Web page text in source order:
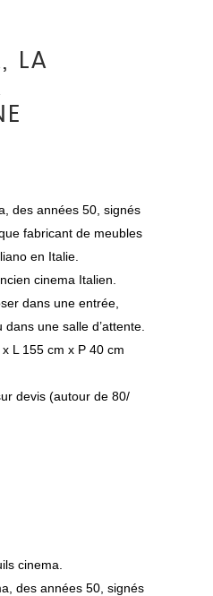
LA
des années 50, signés
fabricant de meubles
en Italie.
cinema Italien.
dans une entrée,
une salle d’attente.
L 155 cm x P 40 cm
devis (autour de 80/
cinema.
des années 50, signés